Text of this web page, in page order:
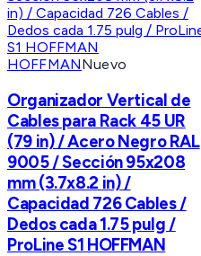
HOFFMANNuevo
Organizador Vertical de
Cables para Rack 45 UR
(79 in) / Acero Negro RAL
9005 / Sección 95x208
mm (3.7x8.2 in) /
Capacidad 726 Cables /
Dedos cada 1.75 pulg /
ProLine S1 HOFFMAN